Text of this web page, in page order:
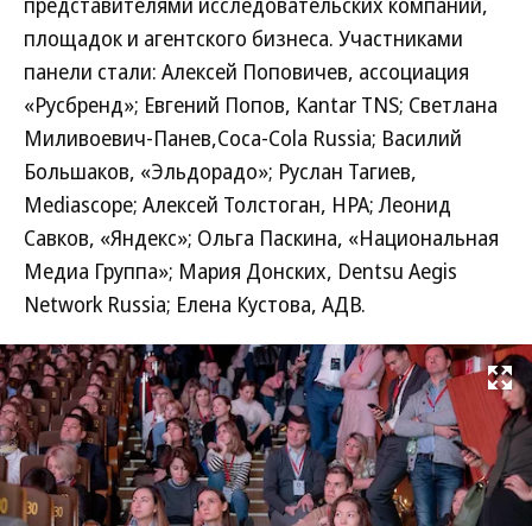
площадок и агентского бизнеса. Участниками
панели стали: Алексей Поповичев, ассоциация
«Русбренд»; Евгений Попов, Kantar TNS; Светлана
Миливоевич-Панев,Coca-Cola Russia; Василий
Большаков, «Эльдорадо»; Руслан Тагиев,
Mediascope; Алексей Толстоган, НРА; Леонид
Савков, «Яндекс»; Ольга Паскина, «Национальная
Медиа Группа»; Мария Донских, Dentsu Aegis
Network Russia; Елена Кустова, АДВ.
Развернуть